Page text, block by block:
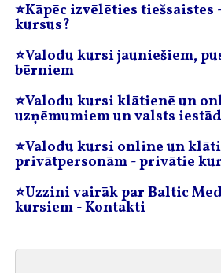
⭐️Kāpēc izvēlēties
kursus?
⭐️Valodu kursi jauniešiem,
bērniem
⭐️Valodu kursi klātienē un
uzņēmumiem un valsts
⭐️Valodu kursi online un
privātpersonām - privātie
⭐️Uzzini vairāk par Baltic
kursiem - Kontakti